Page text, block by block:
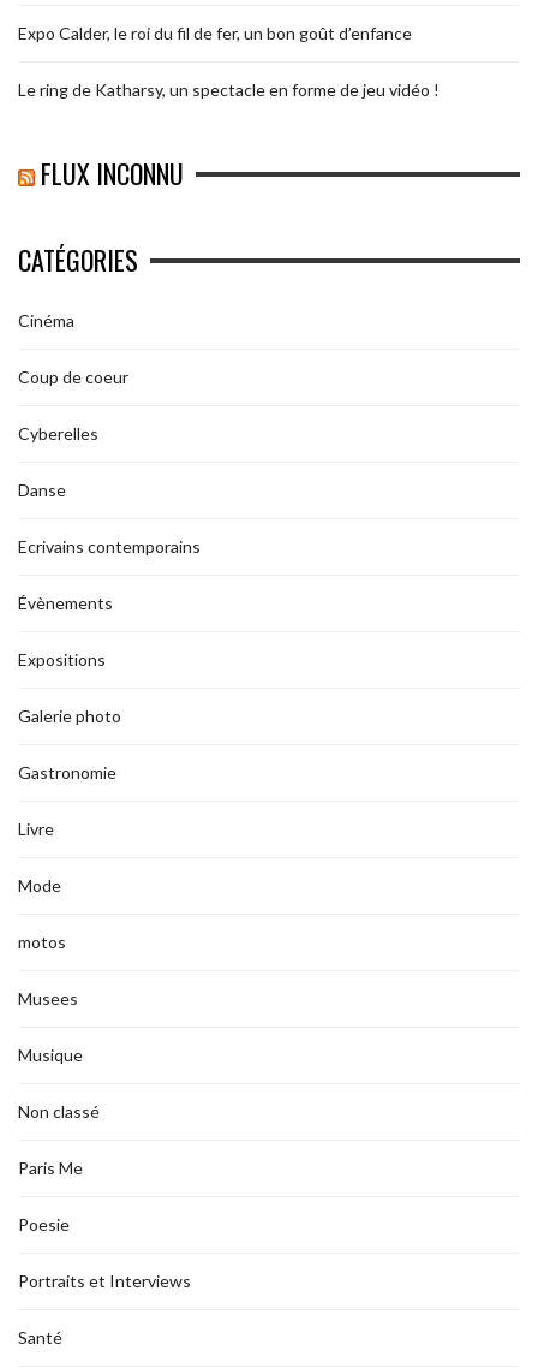
Expo Calder, le roi du fil de fer, un bon goût d’enfance
Le ring de Katharsy, un spectacle en forme de jeu vidéo !
FLUX INCONNU
CATÉGORIES
Cinéma
Coup de coeur
Cyberelles
Danse
Ecrivains contemporains
Évènements
Expositions
Galerie photo
Gastronomie
Livre
Mode
motos
Musees
Musique
Non classé
Paris Me
Poesie
Portraits et Interviews
Santé